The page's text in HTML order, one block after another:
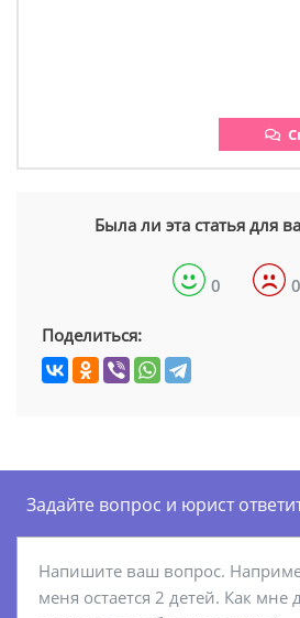
Была ли эта статья для
0 0
Поделиться:
Задайте вопрос и юрист